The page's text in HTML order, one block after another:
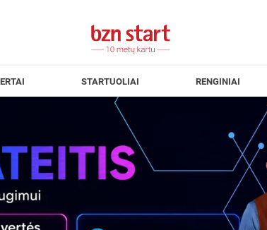
STARTUOLIAI RENGINIAI